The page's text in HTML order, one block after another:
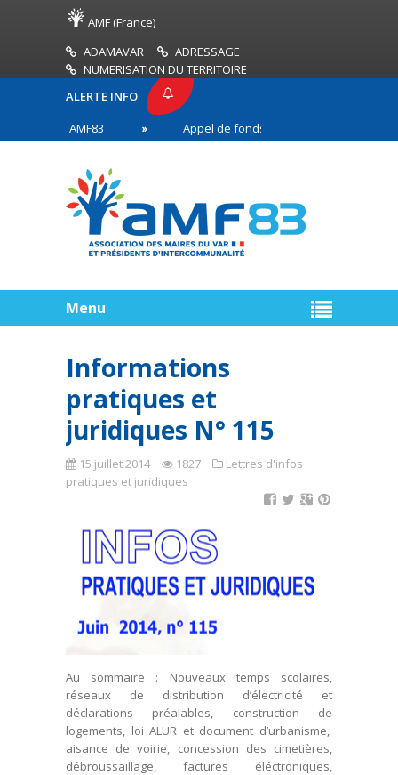
AMF (France)
ADAMAVAR
ADRESSAGE
NUMERISATION DU TERRITOIRE
ALERTE INFO
AMF83
Appel de fonds incendies de forêt
en première ligne
Menu
Informations
pratiques et
juridiques N° 115
15 juillet 2014 1827
Lettres d'infos
pratiques et juridiques
Au sommaire : Nouveaux temps scolaires,
réseaux de distribution d’électricité et
déclarations préalables, construction de
logements, loi ALUR et document d’urbanisme,
aisance de voirie, concession des cimetières,
débroussaillage, factures éléctroniques,